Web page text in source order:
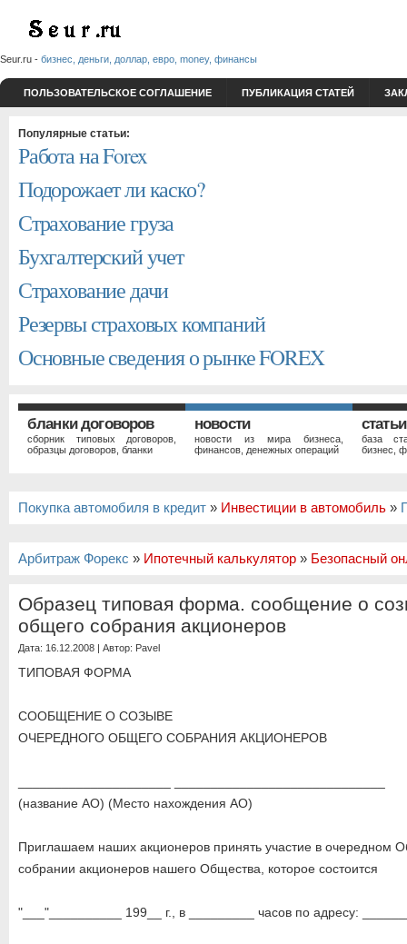
Seur.ru - бизнес, деньги, доллар, евро, money, финансы
ПОЛЬЗОВАТЕЛЬСКОЕ СОГЛАШЕНИЕ ПУБЛИКАЦИЯ СТАТЕЙ
Популярные статьи:
Работа на Forex
Подорожает ли каско?
Страхование груза
Бухгалтерский учет
Страхование дачи
Резервы страховых компаний
Основные сведения о рынке FOREX
бланки договоров
сборник типовых договоров,
образцы договоров, бланки
новости
новости из мира бизнеса,
финансов, денежных операций
статьи
база
бизнес,
Покупка автомобиля в кредит » Инвестиции в автомобиль »
Арбитраж Форекс » Ипотечный калькулятор » Безопасный
Образец типовая форма. сообщение о
общего собрания акционеров
Дата: 16.12.2008 | Автор: Pavel
ТИПОВАЯ ФОРМА
СООБЩЕНИЕ О СОЗЫВЕ
ОЧЕРЕДНОГО ОБЩЕГО СОБРАНИЯ АКЦИОНЕРОВ
(название АО) (Место нахождения АО)
Приглашаем наших акционеров принять участие в очередном
собрании акционеров нашего Общества, которое состоится
"___"__________ 199__ г., в _________ часов по адресу: